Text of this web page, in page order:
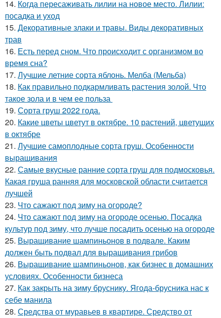
14. Когда пересаживать лилии на новое место. Лилии:
посадка и уход
15. Декоративные злаки и травы. Виды декоративных
трав
16. Есть перед сном. Что происходит с организмом во
время сна?
17. Лучшие летние сорта яблонь. Мелба (Мельба)
18. Как правильно подкармливать растения золой. Что
такое зола и в чем ее польза
19. Сорта груш 2022 года.
20. Какие цветы цветут в октябре. 10 растений, цветущих
в октябре
21. Лучшие самоплодные сорта груш. Особенности
выращивания
22. Самые вкусные ранние сорта груш для подмосковья.
Какая груша ранняя для московской области считается
лучшей
23. Что сажают под зиму на огороде?
24. Что сажают под зиму на огороде осенью. Посадка
культур под зиму, что лучше посадить осенью на огороде
25. Выращивание шампиньонов в подвале. Каким
должен быть подвал для выращивания грибов
26. Выращивание шампиньонов, как бизнес в домашних
условиях. Особенности бизнеса
27. Как закрыть на зиму бруснику. Ягода-брусника нас к
себе манила
28. Средства от муравьев в квартире. Средство от